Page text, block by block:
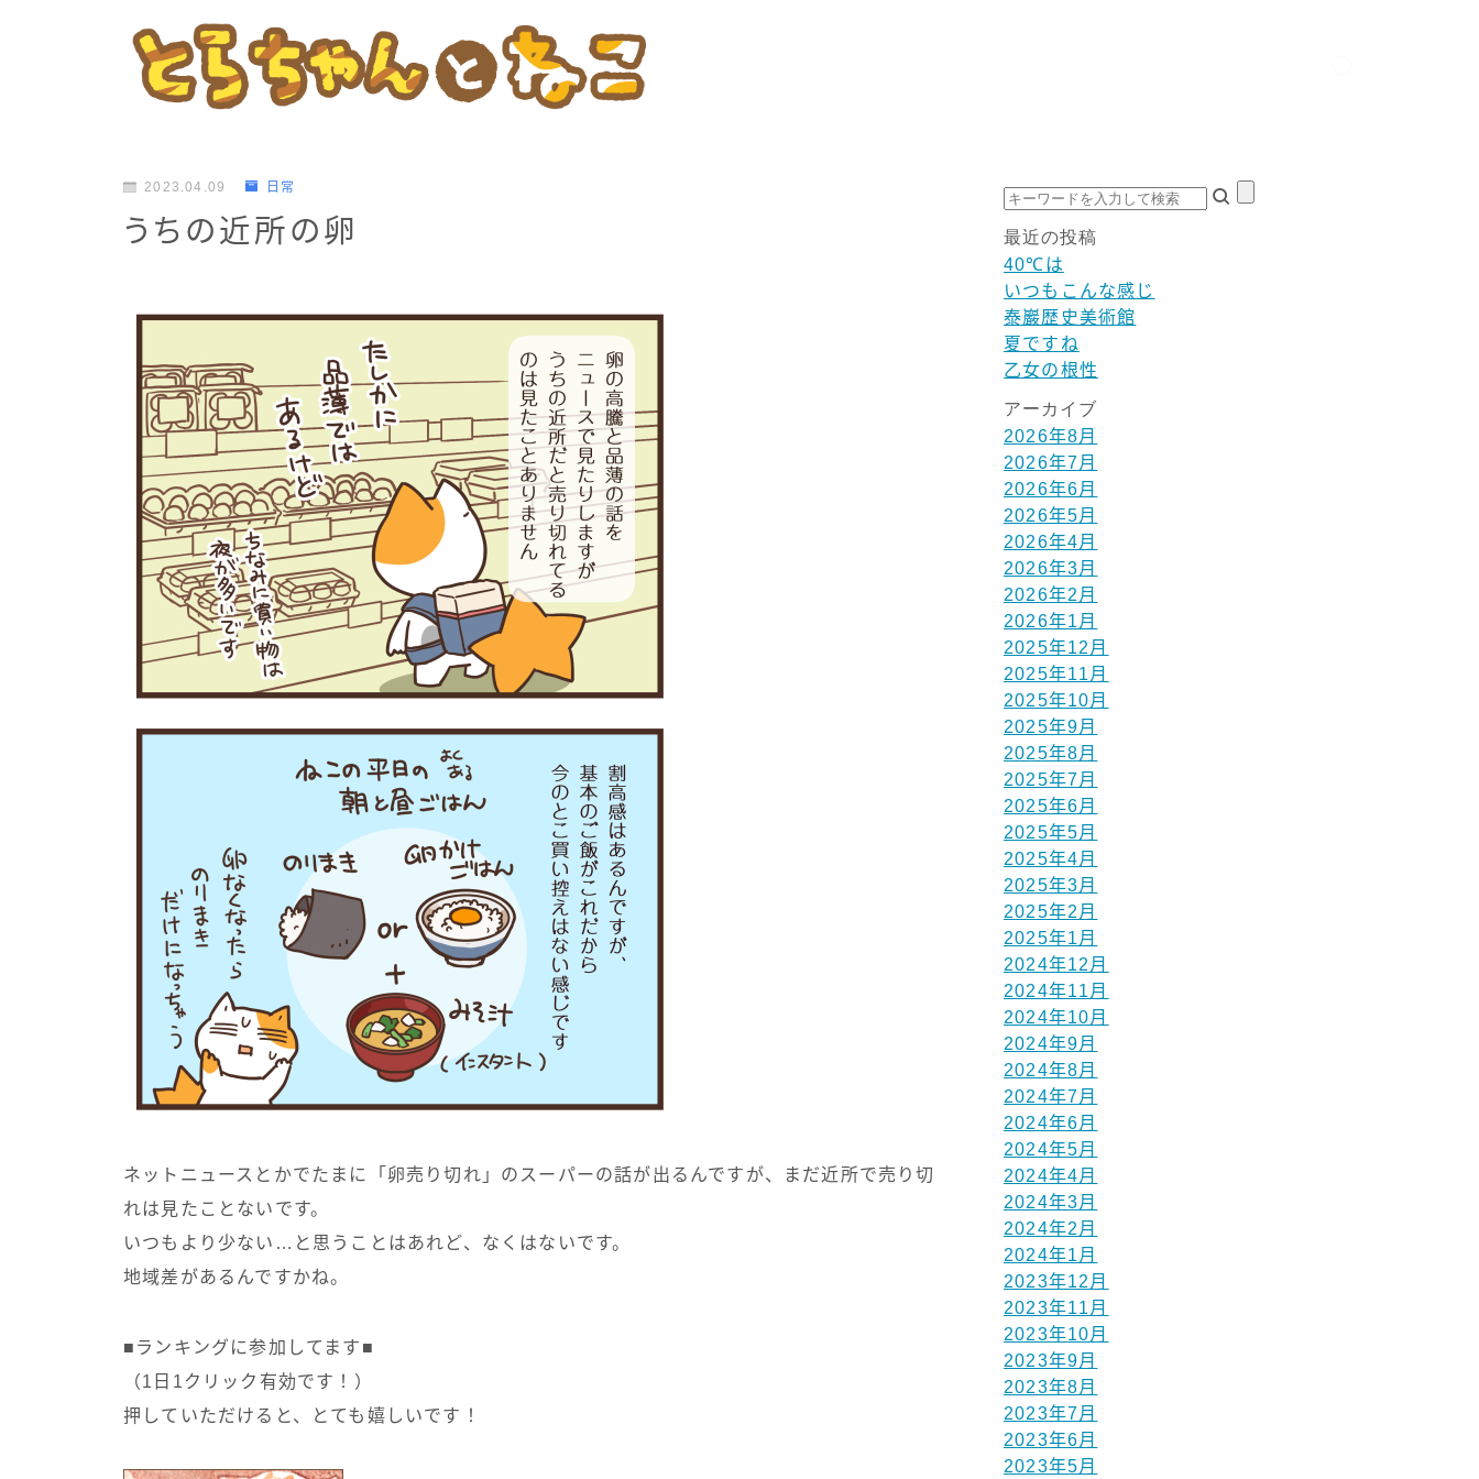
2023.04.09 日常
うちの近所の卵
ネットニュースとかでたまに「卵売り切れ」のスーパーの話が出るんですが、まだ近所で売り切
れは見たことないです。
いつもより少ない…と思うことはあれど、なくはないです。
地域差があるんですかね。
■ランキングに参加してます■
（1日1クリック有効です！）
押していただけると、とても嬉しいです！
最近の投稿
40℃は
いつもこんな感じ
泰巖歴史美術館
夏ですね
乙女の根性
アーカイブ
2026年8月
2026年7月
2026年6月
2026年5月
2026年4月
2026年3月
2026年2月
2026年1月
2025年12月
2025年11月
2025年10月
2025年9月
2025年8月
2025年7月
2025年6月
2025年5月
2025年4月
2025年3月
2025年2月
2025年1月
2024年12月
2024年11月
2024年10月
2024年9月
2024年8月
2024年7月
2024年6月
2024年5月
2024年4月
2024年3月
2024年2月
2024年1月
2023年12月
2023年11月
2023年10月
2023年9月
2023年8月
2023年7月
2023年6月
2023年5月